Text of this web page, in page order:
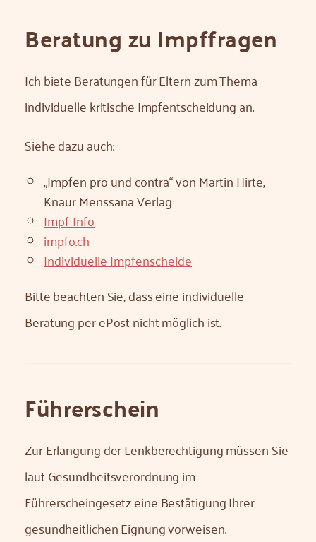
Beratung zu Impffragen
Ich biete Beratungen für Eltern zum Thema
individuelle kritische Impfentscheidung an.
Siehe dazu auch:
„Impfen pro und contra“ von Martin Hirte,
Knaur Menssana Verlag
Impf-Info
impfo.ch
Individuelle Impfenscheide
Bitte beachten Sie, dass eine individuelle
Beratung per ePost nicht möglich ist.
Führerschein
Zur Erlangung der Lenkberechtigung müssen Sie
laut Gesundheitsverordnung im
Führerscheingesetz eine Bestätigung Ihrer
gesundheitlichen Eignung vorweisen.